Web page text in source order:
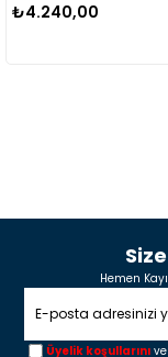
₺4.240,00
Hemen
Üyelik koşullarını ve